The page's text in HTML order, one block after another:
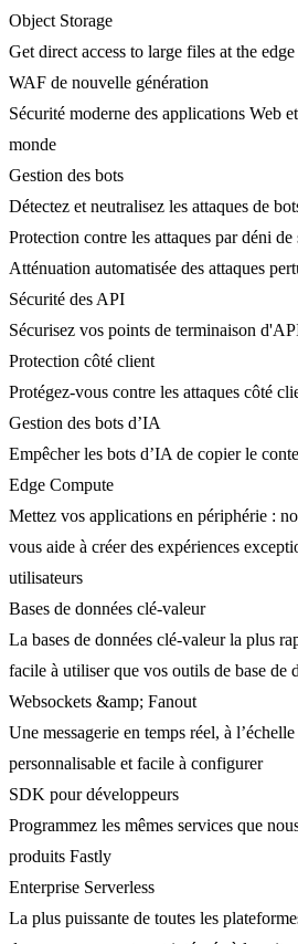
Object Storage
Get direct access to large files at the
WAF de nouvelle génération
Sécurité moderne des applications Web
monde
Gestion des bots
Détectez et neutralisez les attaques de
Protection contre les attaques par déni
Atténuation automatisée des attaques
Sécurité des API
Sécurisez vos points de terminaison
Protection côté client
Protégez-vous contre les attaques côté
Gestion des bots d’IA
Empêcher les bots d’IA de copier le
Edge Compute
Mettez vos applications en périphérie :
vous aide à créer des expériences
utilisateurs
Bases de données clé-valeur
La bases de données clé-valeur la plus
facile à utiliser que vos outils de base de
Websockets &amp; Fanout
Une messagerie en temps réel, à
personnalisable et facile à configurer
SDK pour développeurs
Programmez les mêmes services que
produits Fastly
Enterprise Serverless
La plus puissante de toutes les